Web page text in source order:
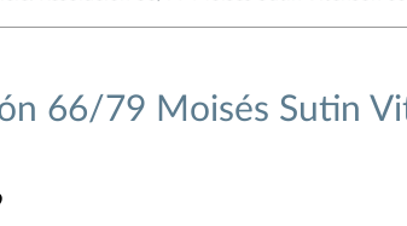
66/79 Moisés Sutin